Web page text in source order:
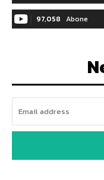
97,058 Abone